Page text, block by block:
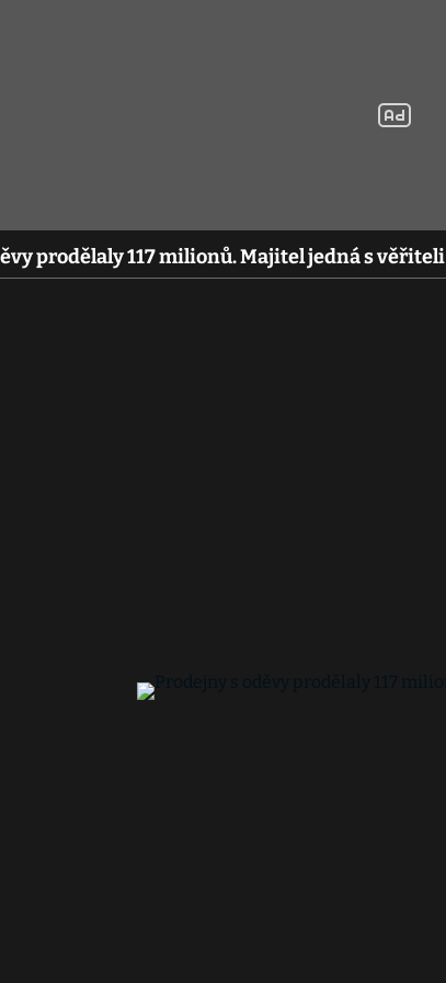
prodělaly 117 milionů. Majitel jedná s věřiteli